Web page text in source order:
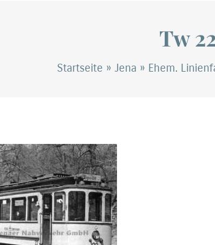
Tw
Startseite » Jena » Ehem.